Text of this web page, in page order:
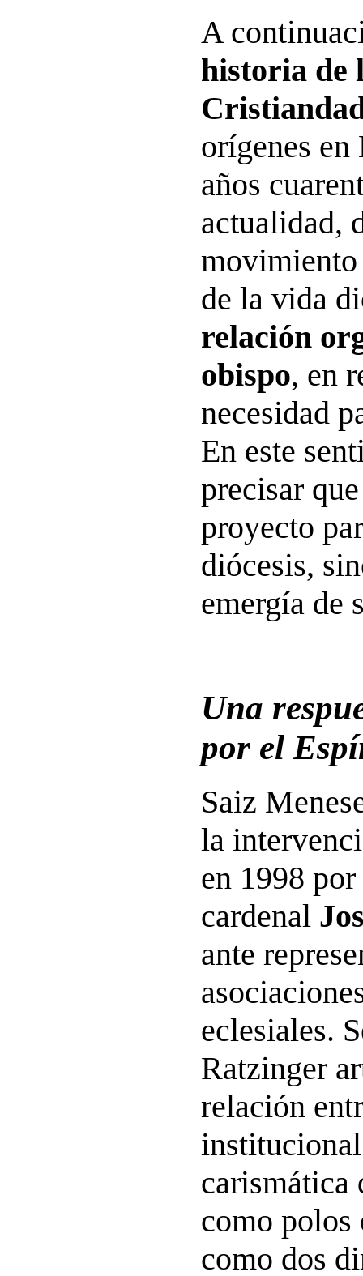
A
historia de
orígenes
años
actualidad,
movimiento
de la vida
relación
obispo, en
necesidad
En este
precisar
proyecto
diócesis,
emergía de
Una
por el
Saiz
la
en 1998
cardenal
ante
eclesiales.
Ratzinger
relación
carismática
como polos
como dos